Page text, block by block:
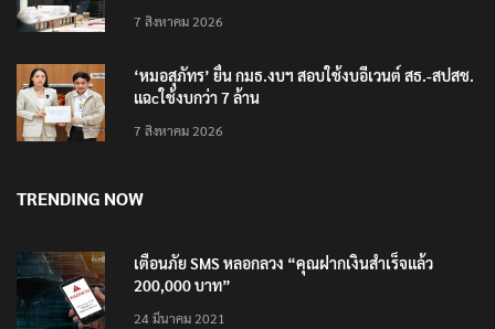
7 สิงหาคม 2026
‘หมอสุภัทร’ ยื่น กมธ.งบฯ สอบใช้งบอีเวนต์ สธ.-สปสช.
แฉcใช้งบกว่า 7 ล้าน
7 สิงหาคม 2026
TRENDING NOW
เตือนภัย SMS หลอกลวง “คุณฝากเงินสำเร็จแล้ว
200,000 บาท”
24 มีนาคม 2021